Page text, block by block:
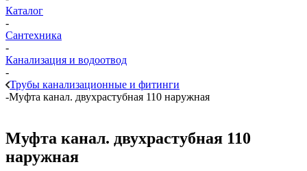
Каталог
-
Сантехника
-
Канализация и водоотвод
-
Трубы канализационные и фитинги
-Муфта канал. двухрастубная 110 наружная
Муфта канал. двухрастубная 110
наружная